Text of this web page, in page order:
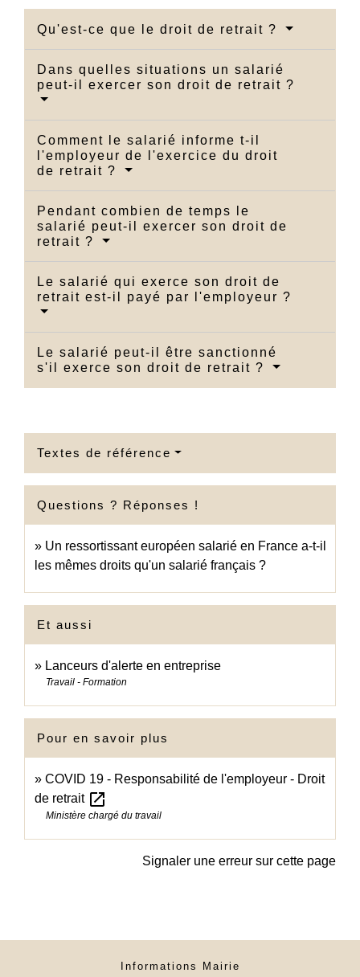
Qu'est-ce que le droit de retrait ?
Dans quelles situations un salarié
peut-il exercer son droit de retrait ?
Comment le salarié informe t-il
l'employeur de l'exercice du droit
de retrait ?
Pendant combien de temps le
salarié peut-il exercer son droit de
retrait ?
Le salarié qui exerce son droit de
retrait est-il payé par l'employeur ?
Le salarié peut-il être sanctionné
s'il exerce son droit de retrait ?
Textes de référence
Questions ? Réponses !
Un ressortissant européen salarié en France a-t-il
les mêmes droits qu'un salarié français ?
Et aussi
Lanceurs d'alerte en entreprise
Travail - Formation
Pour en savoir plus
COVID 19 - Responsabilité de l'employeur - Droit
de retrait open_in_new
Ministère chargé du travail
Signaler une erreur sur cette page
Informations Mairie